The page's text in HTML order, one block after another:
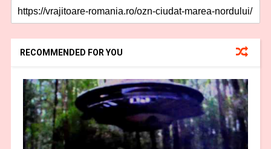
RECOMMENDED FOR YOU